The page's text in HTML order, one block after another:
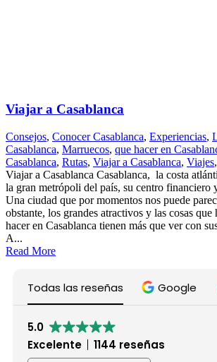
Viajar a Casablanca
Consejos, Conocer Casablanca, Experiencias,
Casablanca, Marruecos, que hacer en
Casablanca, Rutas, Viajar a Casablanca, Viajes,
Viajar a Casablanca Casablanca, la costa
la gran metrópoli del país, su centro financiero
Una ciudad que por momentos nos puede
obstante, los grandes atractivos y las cosas
hacer en Casablanca tienen más que ver con
A...
Read More
Todas las reseñas Google
5.0
Excelente
1144 reseñas